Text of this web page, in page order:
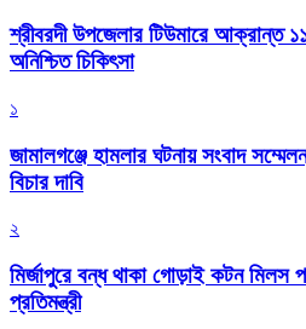
শ্রীবরদী উপজেলার টিউমারে আক্রান্ত
অনিশ্চিত চিকিৎসা
১
জামালগঞ্জে হামলার ঘটনায় সংবাদ
বিচার দাবি
২
মির্জাপুরে বন্ধ থাকা গোড়াই কটন মিলস
প্রতিমন্ত্রী